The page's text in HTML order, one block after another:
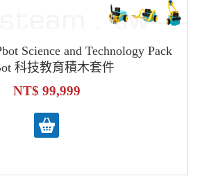
Science and Technology Pack
科技教育積木套件
99,999